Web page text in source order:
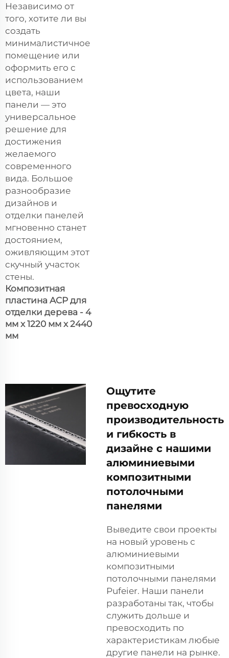
Независимо от
того, хотите ли вы
создать
минималистичное
помещение или
оформить его с
использованием
цвета, наши
панели — это
универсальное
решение для
достижения
желаемого
современного
вида. Большое
разнообразие
дизайнов и
отделки панелей
мгновенно станет
достоянием,
оживляющим этот
скучный участок
стены.
Композитная
пластина ACP для
отделки дерева - 4
мм x 1220 мм x 2440
мм
Ощутите
превосходную
производительность
и гибкость в
дизайне с нашими
алюминиевыми
композитными
потолочными
панелями
Выведите свои проекты
на новый уровень с
алюминиевыми
композитными
потолочными панелями
Pufeier. Наши панели
разработаны так, чтобы
служить дольше и
превосходить по
характеристикам любые
другие панели на рынке.